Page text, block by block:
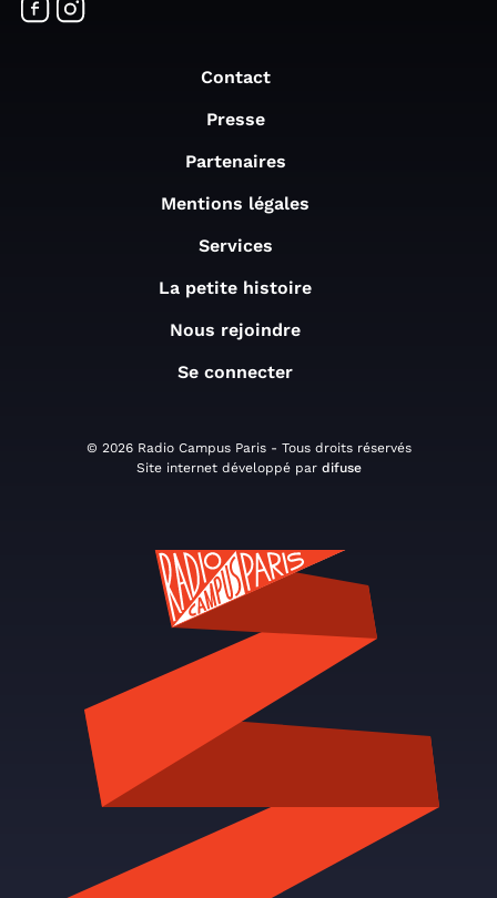
Contact
Presse
Partenaires
Mentions légales
Services
La petite histoire
Nous rejoindre
Se connecter
© 2026 Radio Campus Paris - Tous droits réservés
Site internet développé par difuse